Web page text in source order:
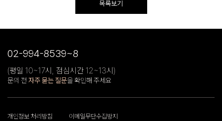
목록보기
02-994-8539~8
(평일 10~17시, 점심시간 12~13시)
문의 전 자주 묻는 질문을 확인해 주세요
개인정보 처리방침 이메일무단수집방지